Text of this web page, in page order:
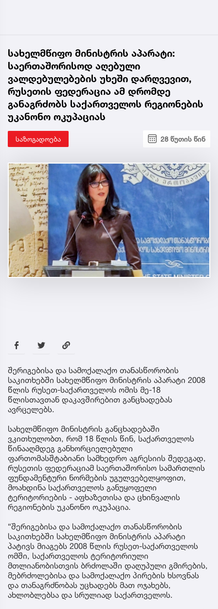
სახელმწიფო მინისტრის აპარატი:
საერთაშორისოდ აღებული
ვალდებულებების უხეში დარღვევით,
რუსეთის ფედერაცია ამ დრომდე
განაგრძობს საქართველოს რეგიონების
უკანონო ოკუპაციას
საზოგადოება 28 წუთის წინ
შერიგებისა და სამოქალაქო თანასწორობის
საკითხებში სახელმწიფო მინისტრის აპარატი 2008
წლის რუსეთ-საქართველოს ომის მე-18
წლისთავთან დაკავშირებით განცხადებას
ავრცელებს.
სახელმწიფო მინისტრის განცხადებაში
ვკითხულობთ, რომ 18 წლის წინ, საქართველოს
წინააღმდეგ განხორციელებული
ფართომასშტაბიანი სამხედრო აგრესიის შედეგად,
რუსეთის ფედერაციამ საერთაშორისო სამართლის
ფუნდამენტური ნორმების უგულვებელყოფით,
მოახდინა საქართველოს განუყოფელი
ტერიტორიების - აფხაზეთისა და ცხინვალის
რეგიონების უკანონო ოკუპაცია.
“შერიგებისა და სამოქალაქო თანასწორობის
საკითხებში სახელმწიფო მინისტრის აპარატი
პატივს მიაგებს 2008 წლის რუსეთ-საქართველოს
ომში, საქართველოს ტერიტორიული
მთლიანობისთვის ბრძოლაში დაღუპული გმირების,
მებრძოლებისა და სამოქალაქო პირების ხსოვნას
და თანაგრძნობას უცხადებს მათ ოჯახებს,
ახლობლებსა და სრულიად საქართველოს.